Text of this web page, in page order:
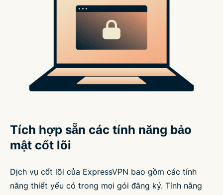
Tích hợp sẵn các tính năng bảo
mật cốt lõi
Dịch vụ cốt lõi của ExpressVPN bao gồm các tính
năng thiết yếu có trong mọi gói đăng ký. Tính năng